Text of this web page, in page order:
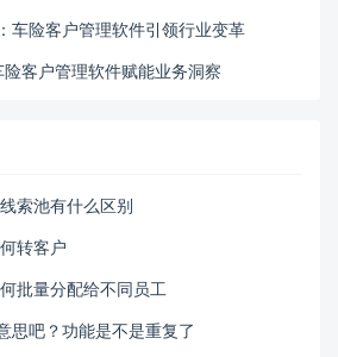
车险客户管理软件引领行业变革
客户管理软件赋能业务洞察
索池有什么区别
转客户
批量分配给不同员工
思吧？功能是不是重复了